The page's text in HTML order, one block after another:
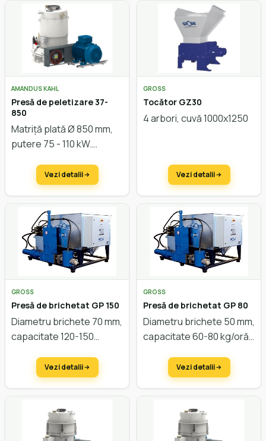
AMANDUS KAHL
Presă de peletizare 37-
850
Matriță plată Ø 850 mm,
putere 75 - 110 kW.
Vezi detalii
GROSS
Tocător GZ30
4 arbori, cuvă 1000x1250
Vezi detalii
GROSS
Presă de brichetat GP 150
Diametru brichete 70 mm,
capacitate 120-150
Vezi detalii
GROSS
Presă de brichetat GP 80
Diametru brichete 50 mm,
capacitate 60-80 kg/oră
Vezi detalii